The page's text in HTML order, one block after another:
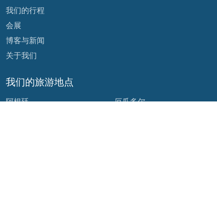
我们的旅游地点
阿根廷
厄瓜多尔
我们的行程
会展
博客与新闻
关于我们